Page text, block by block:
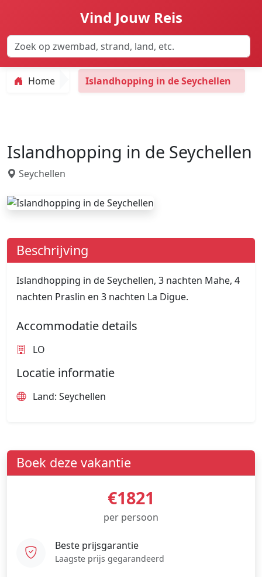
Vind Jouw Reis
Home Islandhopping in de Seychellen
Islandhopping in de Seychellen
Seychellen
Beschrijving
Islandhopping in de Seychellen, 3 nachten Mahe, 4
nachten Praslin en 3 nachten La Digue.
Accommodatie details
LO
Locatie informatie
Land: Seychellen
Boek deze vakantie
€1821
per persoon
Beste prijsgarantie
Laagste prijs gegarandeerd